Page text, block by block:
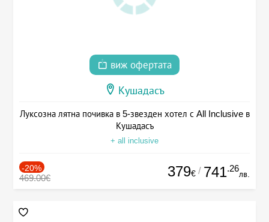
виж офертата
Кушадасъ
Луксозна лятна почивка в 5-звезден хотел с All Inclusive в
Кушадасъ
+ all inclusive
-20%
469.00€ 379€ / 741.26
лв.